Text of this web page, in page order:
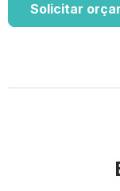
Solicitar